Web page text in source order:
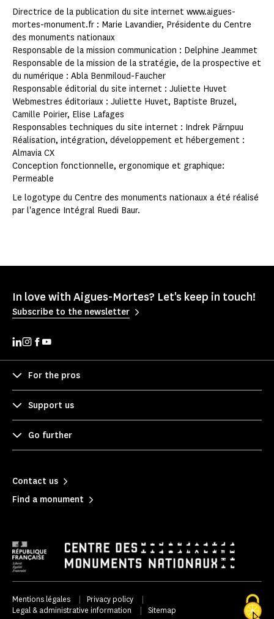
Directrice de la publication du site internet www.aigues-
mortes-monument.fr : Marie Lavandier, Présidente du Centre
des monuments nationaux
Responsable de la mission communication : Delphine Jeammet
Responsable de la mission de la stratégie, de la prospective et
du numérique : Abla Benmiloud-Faucher
Responsable éditorial du site internet : Juliette Huvet
Webmestres éditoriaux : Juliette Huvet, Baptiste Bruzel,
Camille Poirier, Elise Lafages
Responsables techniques du site internet : Indrek Pärnpuu
Réalisation, intégration, développement et hébergement :
Almavia CX
Conception fonctionnelle, ergonomique et graphique:
Permeable
Le logotype du Centre des monuments nationaux a été réalisé
par l'agence Intégral Ruedi Baur.
In love with Aigues-Mortes? Let's keep in touch!
Subscribe to the newsletter
For the pros
Support us
Go further
Contact us
Find a monument
Mentions légales | Privacy policy
|
Legal & administrative information
| Sitemap